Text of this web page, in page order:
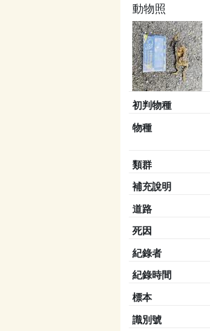
動物照
初判物種
物種
類群
補充說明
道路
死因
紀錄者
紀錄時間
標本
識別號